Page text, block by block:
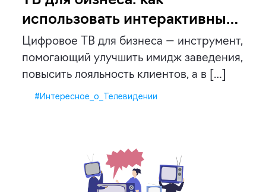
использовать интерактивные
панели в отелях и ресторанах
Цифровое ТВ для бизнеса — инструмент,
помогающий улучшить имидж заведения,
повысить лояльность клиентов, а в […]
#Интересное_о_Телевидении